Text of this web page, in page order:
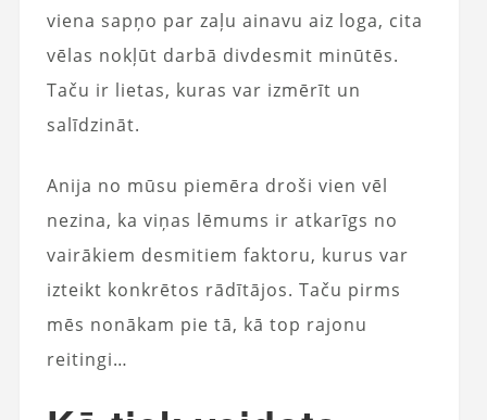
viena sapņo par zaļu ainavu aiz loga, cita
vēlas nokļūt darbā divdesmit minūtēs.
Taču ir lietas, kuras var izmērīt un
salīdzināt.
Anija no mūsu piemēra droši vien vēl
nezina, ka viņas lēmums ir atkarīgs no
vairākiem desmitiem faktoru, kurus var
izteikt konkrētos rādītājos. Taču pirms
mēs nonākam pie tā, kā top rajonu
reitingi…